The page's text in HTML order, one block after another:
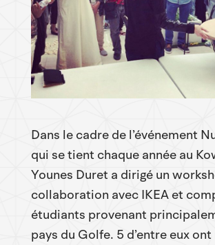
Dans le cadre de l’événement
qui se tient chaque année au
Younes Duret a dirigé un
collaboration avec IKEA et
étudiants provenant
pays du Golfe. 5 d’entre eux